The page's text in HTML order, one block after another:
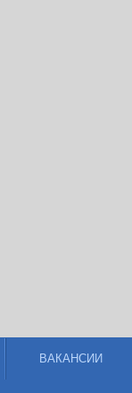
ВАКАНСИИ